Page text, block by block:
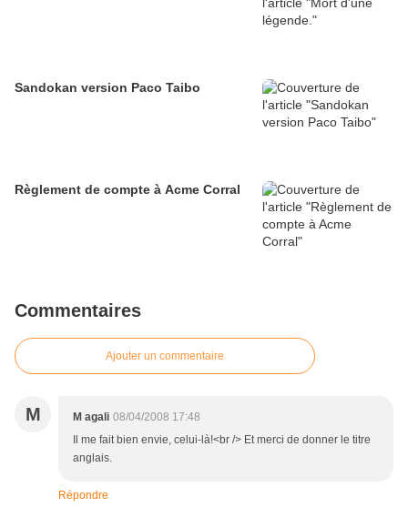
Sandokan version Paco Taibo
Règlement de compte à Acme Corral
Commentaires
Ajouter un commentaire
M M agali 08/04/2008 17:48
Il me fait bien envie, celui-là!<br /> Et merci de donner le titre
anglais.
Répondre